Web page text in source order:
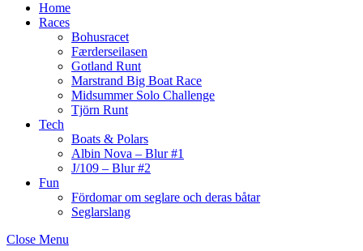
Home
Races
Bohusracet
Færderseilasen
Gotland Runt
Marstrand Big Boat Race
Midsummer Solo Challenge
Tjörn Runt
Tech
Boats & Polars
Albin Nova – Blur #1
J/109 – Blur #2
Fun
Fördomar om seglare och deras båtar
Seglarslang
Close Menu